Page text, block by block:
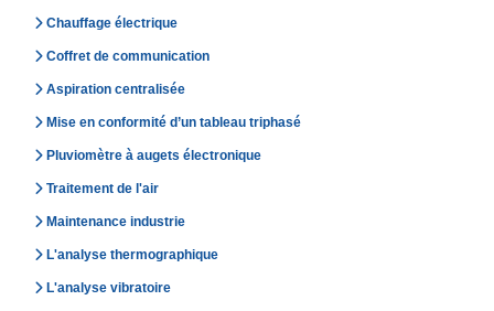
Chauffage électrique
Coffret de communication
Aspiration centralisée
Mise en conformité d’un tableau triphasé
Pluviomètre à augets électronique
Traitement de l'air
Maintenance industrie
L'analyse thermographique
L'analyse vibratoire